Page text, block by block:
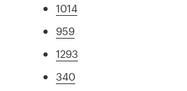
1014
959
1293
340